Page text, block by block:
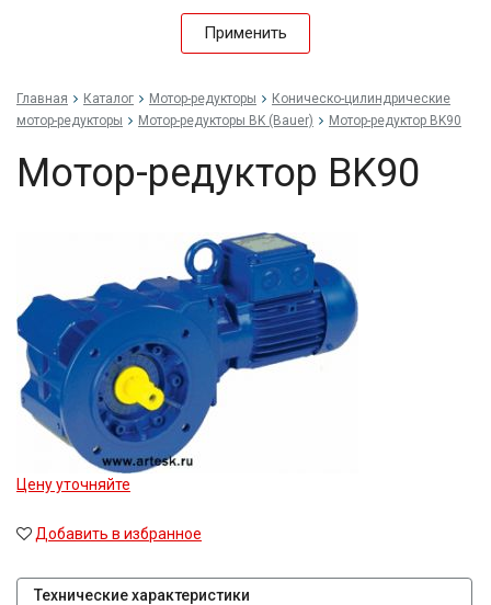
Применить
Главная Каталог Мотор-редукторы
Коническо-цилиндрические
мотор-редукторы
Мотор-редукторы BK (Bauer) Мотор-редуктор BK90
Мотор-редуктор BK90
Цену уточняйте
Добавить в избранное
Технические характеристики